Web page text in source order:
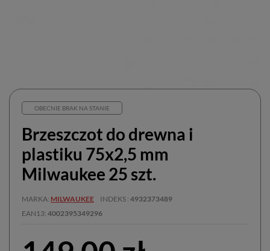
OBECNIE BRAK NA STANIE
Brzeszczot do drewna i
plastiku 75x2,5 mm
Milwaukee 25 szt.
MARKA MILWAUKEE INDEKS 4932373489
EAN13 4002395349296